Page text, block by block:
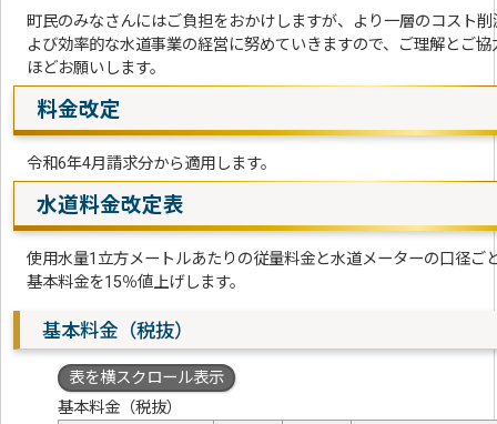
町民のみなさんにはご負担をおかけしますが、より一層のコスト削
よび効率的な水道事業の経営に努めていきますので、ご理解とご協
ほどお願いします。
料金改定
令和6年4月請求分から適用します。
水道料金改定表
使用水量1立方メートルあたりの従量料金と水道メーターの口径ご
基本料金を15％値上げします。
基本料金（税抜）
表を横スクロール表示
基本料金（税抜）